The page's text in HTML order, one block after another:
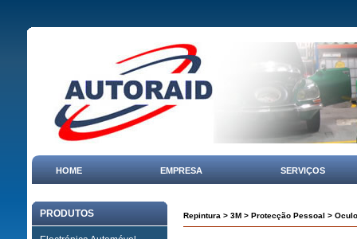
HOME EMPRESA SERVIÇOS
PRODUTOS Repintura > 3M > Protecção Pessoal >